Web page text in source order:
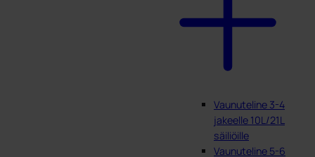
Vaunuteline 3-4
jakeelle 10L/21L
säiliöille
Vaunuteline 5-6